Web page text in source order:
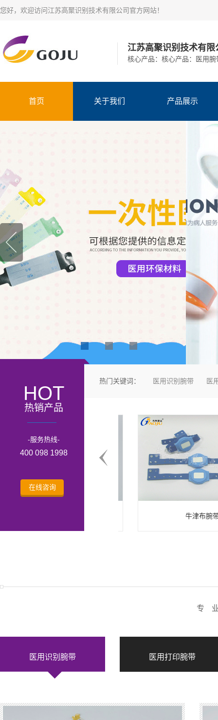
您好，欢迎访问江苏高聚识别技术有限公司官方网站！​
江苏高聚识别技术有限
核心产品：核心产品：医用
首页 关于我们 产品展示
HOT
热销产品
-服务热线-
400 098 1998
在线咨询
热门关键词： 医用识别腕带 医
牛津布腕带
专
医用识别腕带 医用打印腕带